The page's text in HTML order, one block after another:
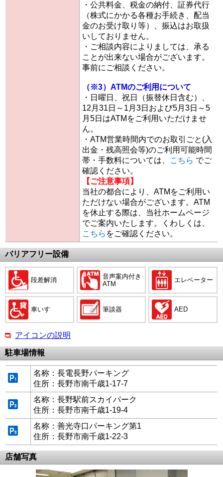
・公共料金、税金の納付、証券代行
（株式にかかる各種お手続き、配当
金のお受け取り等）、振込はお取扱
いしておりません。
・ご相談内容によりましては、承る
ことが出来ない場合がございます。
事前にご相談ください。
（※3）ATMのご利用について
・日曜日、祝日（振替休日含む）、
12月31日～1月3日および5月3日～5
月5日はATMをご利用いただけませ
ん。
・ATM営業時間内でのお取引ごと(入
出金・残高照会等)のご利用可能時間
帯・手数料については、
こちら でご
確認ください。
【ご注意事項】
当社の都合により、ATMをご利用い
ただけない場合がございます。ATM
を休止する際は、当社ホームページ
でご案内いたします。くわしくは、
こちら をご確認ください。
バリアフリー設備
段差解消
音声案内付き
ATM
エレベーター
車いす 筆談器 AED
アイコンの説明
駐車場情報
名称：長電長野パーキング
住所：長野市南千歳1-17-7
名称：長野駅前スカイパーク
住所：長野市南千歳1-19-4
名称：善光寺口パーキング第1
住所：長野市南千歳1-22-3
店舗写真